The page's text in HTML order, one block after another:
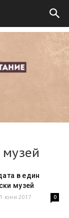
в един
музей
юни 2017 0